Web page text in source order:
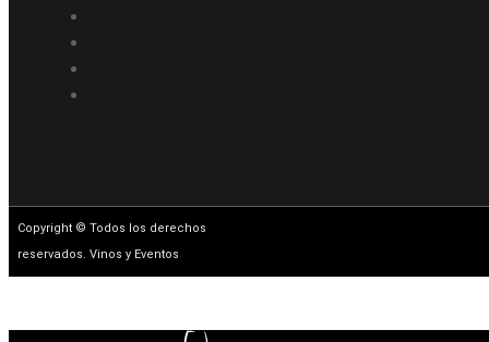
Copyright © Todos los derechos
reservados. Vinos y Eventos